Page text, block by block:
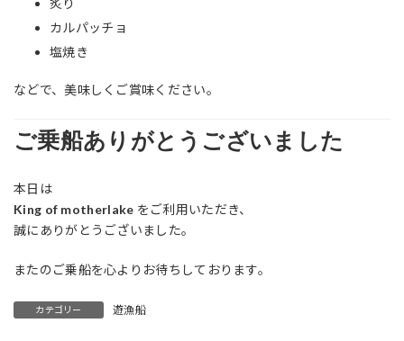
カルパッチョ
塩焼き
などで、美味しくご賞味ください。
ご乗船ありがとうございました
本日は
King of motherlake をご利用いただき、
誠にありがとうございました。
またのご乗船を心よりお待ちしております。
カテゴリー 遊漁船